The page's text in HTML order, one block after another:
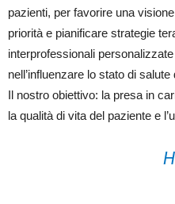
pazienti, per favorire una
priorità e pianificare strategie
interprofessionali
nell’influenzare lo stato di salute
Il nostro obiettivo: la presa in
la qualità di vita del paziente e